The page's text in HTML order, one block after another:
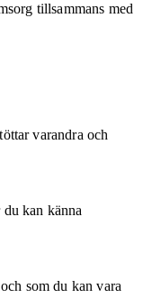
tillsammans med
varandra och
du kan känna
som du kan vara